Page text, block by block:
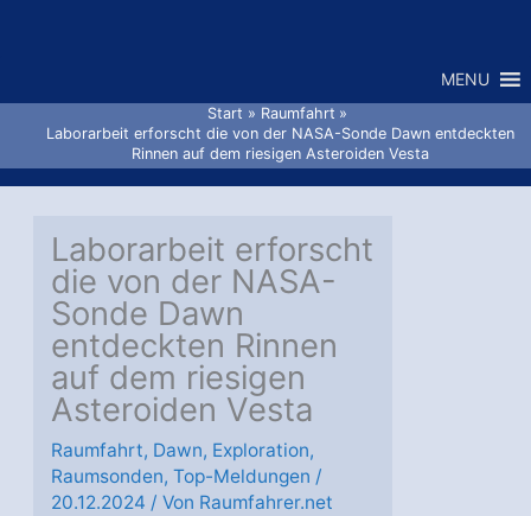
MENU
Start
Raumfahrt
Laborarbeit erforscht die von der NASA-Sonde Dawn entdeckten
Rinnen auf dem riesigen Asteroiden Vesta
Laborarbeit erforscht
die von der NASA-
Sonde Dawn
entdeckten Rinnen
auf dem riesigen
Asteroiden Vesta
Raumfahrt, Dawn, Exploration,
Raumsonden,Top-Meldungen /
20.12.2024 / Von Raumfahrer.net